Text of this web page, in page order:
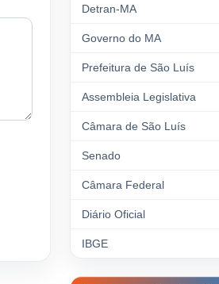
Detran-MA
Governo do MA
Prefeitura de São Luís
Assembleia Legislativa
Câmara de São Luís
Senado
Câmara Federal
Diário Oficial
IBGE